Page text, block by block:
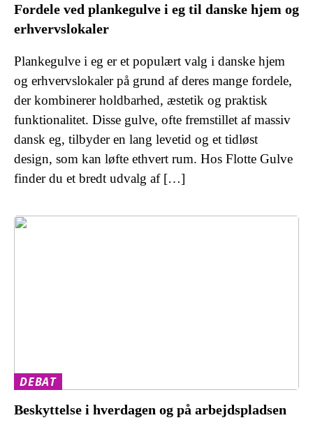
Fordele ved plankegulve i eg til danske hjem og
erhvervslokaler
Plankegulve i eg er et populært valg i danske hjem
og erhvervslokaler på grund af deres mange fordele,
der kombinerer holdbarhed, æstetik og praktisk
funktionalitet. Disse gulve, ofte fremstillet af massiv
dansk eg, tilbyder en lang levetid og et tidløst
design, som kan løfte ethvert rum. Hos Flotte Gulve
finder du et bredt udvalg af […]
DEBAT
Beskyttelse i hverdagen og på arbejdspladsen